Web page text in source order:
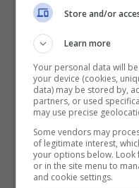
scolastico
di giocata idoneo.
parte delle sue
orizzontale,
contrattacco
solamente sua,
che non rientra
l’intervallo.
Store and/or
Learn more
Your personal data will
your device (cookies,
data) may be stored by,
partners, or used
may use precise
Some vendors may
of legitimate interest,
your options below.
or in the site menu to
and cookie settings.